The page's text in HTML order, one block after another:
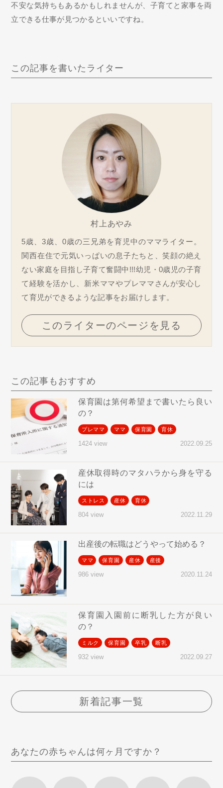
不安な気持ちもあるかもしれませんが、子育てと家事を両
立できる仕事が見つかるといいですね。
この記事を書いたライター
村上あやみ
5歳、3歳、0歳の三兄弟を育児中のママライター。
関西在住で元気いっぱいの息子たちと、笑顔の絶え
ない家庭を目指し子育て奮闘中!!!幼児・0歳児の子育
て経験を活かし、新米ママやプレママさんが安心し
て育児ができるような記事をお届けします。
このライターのページを見る
この記事もおすすめ
保育園は第何希望まで書いたら良い
の？
プレママ ママ 保育園 育休
1424 view 2022.09.25
産休取得時のマタハラから身を守る
には
ストレス 産休 育休
804 view 2022.11.29
出産後の転職はどうやって始める？
ママ 保育園 産休 産後
986 view 2020.11.24
保育園入園前に断乳した方が良い
の？
ミルク 保育園 卒乳 断乳
932 view 2022.09.27
新着記事一覧
あなたの赤ちゃんは何ヶ月ですか？